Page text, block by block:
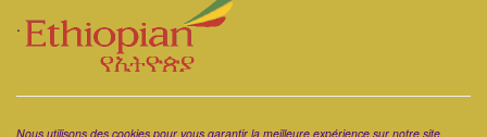
.
Nous utilisons des cookies pour vous garantir la meilleure expérience sur notre site.